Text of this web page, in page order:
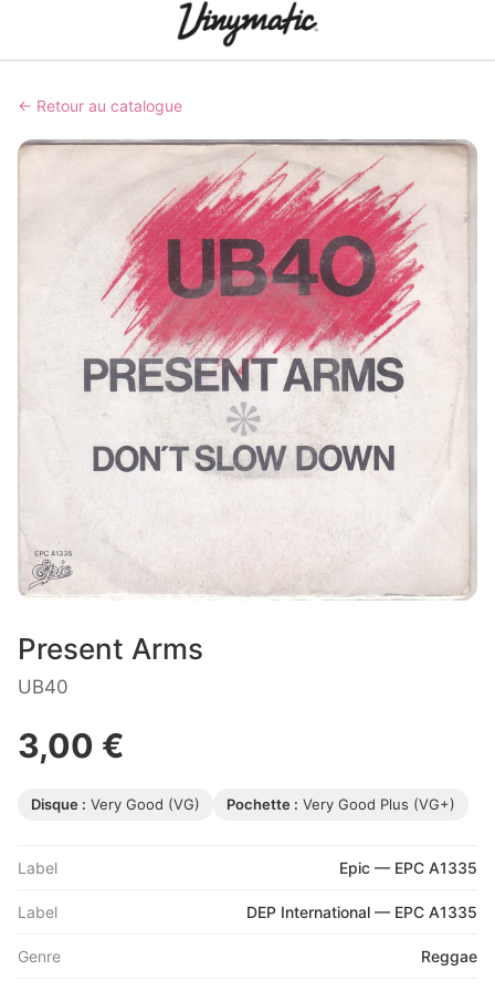
← Retour au catalogue
Present Arms
UB40
3,00 €
Disque : Very Good (VG) Pochette : Very Good Plus (VG+)
Label Epic — EPC A1335
Label DEP International — EPC A1335
Genre Reggae